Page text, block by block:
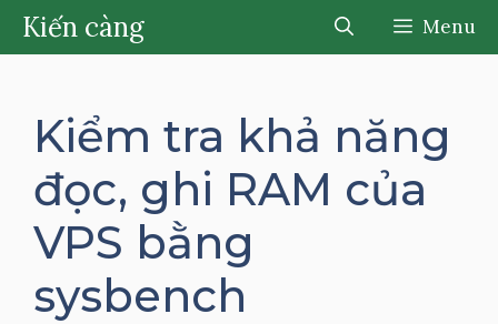
Chuyển
đến
dung
Kiến càng Menu
Kiểm tra khả năng
đọc, ghi RAM của
VPS bằng
sysbench